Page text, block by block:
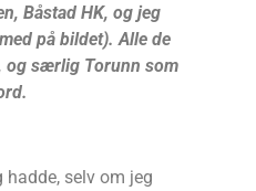
Båstad HK, og jeg
på bildet). Alle de
og særlig Torunn som
selv om jeg